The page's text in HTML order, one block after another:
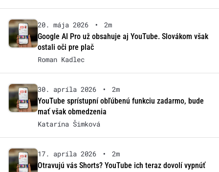
20. mája 2026 •
2m
Google AI Pro už obsahuje aj YouTube. Slovákom však
ostali oči pre plač
Roman Kadlec
30. apríla 2026 •
2m
YouTube sprístupní obľúbenú funkciu zadarmo, bude
mať však obmedzenia
Katarína Šimková
17. apríla 2026 •
2m
Otravujú vás Shorts? YouTube ich teraz dovolí vypnúť